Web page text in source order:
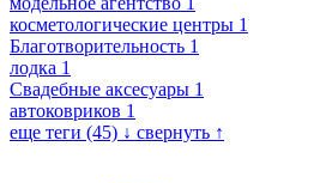
косметологические центры 1
Благотворительность 1
лодка 1
Свадебные аксесуары 1
автоковриков 1
еще теги (45) ↓ свернуть ↑